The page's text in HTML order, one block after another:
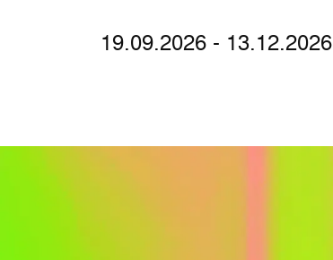
19.09.2026 - 13.12.2026